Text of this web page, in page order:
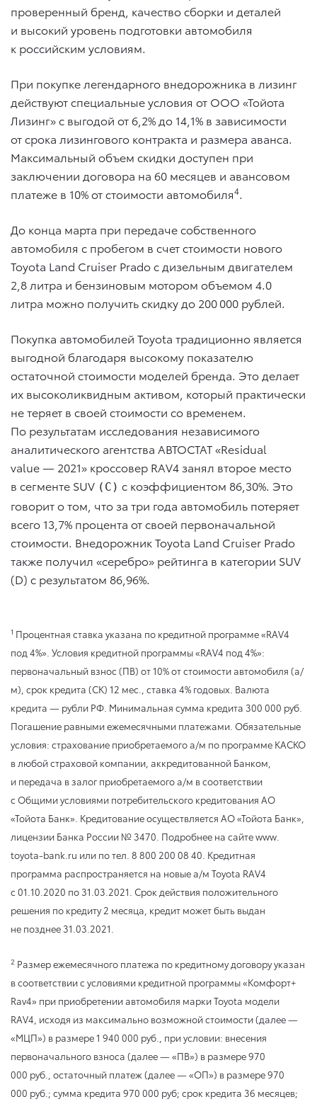
проверенный бренд, качество сборки и деталей
и высокий уровень подготовки автомобиля
к российским условиям.
При покупке легендарного внедорожника в лизинг
действуют специальные условия от ООО «Тойота
Лизинг» с выгодой от 6,2% до 14,1% в зависимости
от срока лизингового контракта и размера аванса.
Максимальный объем скидки доступен при
заключении договора на 60 месяцев и авансовом
платеже в 10% от стоимости автомобиля4.
До конца марта при передаче собственного
автомобиля с пробегом в счет стоимости нового
Toyota Land Cruiser Prado с дизельным двигателем
2,8 литра и бензиновым мотором объемом 4.0
литра можно получить скидку до 200 000 рублей.
Покупка автомобилей Toyota традиционно является
выгодной благодаря высокому показателю
остаточной стоимости моделей бренда. Это делает
их высоколиквидным активом, который практически
не теряет в своей стоимости со временем.
По результатам исследования независимого
аналитического агентства АВТОСТАТ «Residual
value — 2021» кроссовер RAV4 занял второе место
в сегменте SUV (С) c коэффициентом 86,30%. Это
говорит о том, что за три года автомобиль потеряет
всего 13,7% процента от своей первоначальной
стоимости. Внедорожник Toyota Land Cruiser Prado
также получил «серебро» рейтинга в категории SUV
(D) с результатом 86,96%.
1 Процентная ставка указана по кредитной программе «RAV4
под 4%». Условия кредитной программы «RAV4 под 4%»:
первоначальный взнос (ПВ) от 10% от стоимости автомобиля (а/
м), срок кредита (СК) 12 мес., ставка 4% годовых. Валюта
кредита — рубли РФ. Минимальная сумма кредита 300 000 руб.
Погашение равными ежемесячными платежами. Обязательные
условия: страхование приобретаемого а/м по программе КАСКО
в любой страховой компании, аккредитованной Банком,
и передача в залог приобретаемого а/м в соответствии
с Общими условиями потребительского кредитования АО
«Тойота Банк». Кредитование осуществляется АО «Тойота Банк»,
лицензии Банка России № 3470. Подробнее на сайте www.
toyota-bank.ru или по тел. 8 800 200 08 40. Кредитная
программа распространяется на новые а/м Toyota RAV4
с 01.10.2020 по 31.03.2021 . Срок действия положительного
решения по кредиту 2 месяца, кредит может быть выдан
не позднее 31.03.2021.
2 Размер ежемесячного платежа по кредитному договору указан
в соответствии с условиями кредитной программы «Комфорт+
Rav4» при приобретении автомобиля марки Toyota модели
RAV4, исходя из максимально возможной стоимости (далее —
«МЦП») в размере 1 940 000 руб., при условии: внесения
первоначального взноса (далее — «ПВ») в размере 970
000 руб., остаточный платеж (далее — «ОП») в размере 970
000 руб.; сумма кредита 970 000 руб; срок кредита 36 месяцев;